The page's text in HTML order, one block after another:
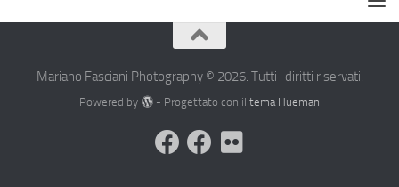
Mariano Fasciani Photography © 2026. Tutti i diritti riservati.
Powered by - Progettato con il tema Hueman